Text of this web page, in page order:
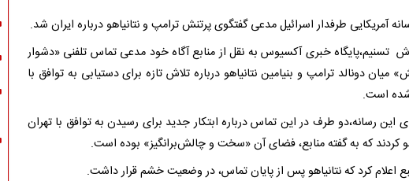
آمریکایی طرفدار اسرائیل مدعی گفتگوی پرتنش ترامپ و نتانیاهو درباره ایران شد.
تسنیم،‌پایگاه خبری آکسیوس به نقل از منابع آگاه خود مدعی تماس تلفنی «دشوار
میان دونالد ترامپ و بنیامین نتانیاهو درباره تلاش تازه برای دستیابی به توافق با
است.
این رسانه،‌دو طرف در این تماس درباره ابتکار جدید برای رسیدن به توافق با تهران
کردند که به گفته منابع، فضای آن «سخت و چالش‌برانگیز» بوده است.
اعلام کرد که نتانیاهو پس از پایان تماس، در وضعیت خشم قرار داشت.